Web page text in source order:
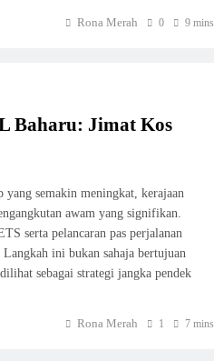
Rona Merah 0 9 mins
Baharu: Jimat Kos
yang semakin meningkat, kerajaan
awam yang signifikan.
serta pelancaran pas perjalanan
ini bukan sahaja bertujuan
sebagai strategi jangka pendek
Rona Merah 1 7 mins